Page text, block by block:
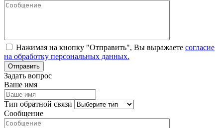
Нажимая на кнопку "Отправить", Вы выражаете согласие
на обработку персональных данных.
Задать вопрос
Ваше имя
Тип обратной связи
Сообщение